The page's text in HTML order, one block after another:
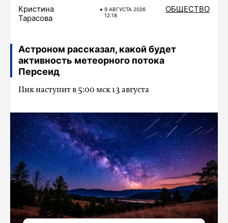
Кристина
Тарасова
9 АВГУСТА 2026
12:18
ОБЩЕСТВО
Астроном рассказал, какой будет
активность метеорного потока
Персеид
Пик наступит в 5:00 мск 13 августа